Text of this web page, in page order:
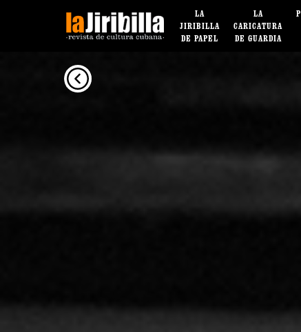
LA
JIRIBILLA
DE PAPEL
LA
CARICATURA
DE GUARDIA